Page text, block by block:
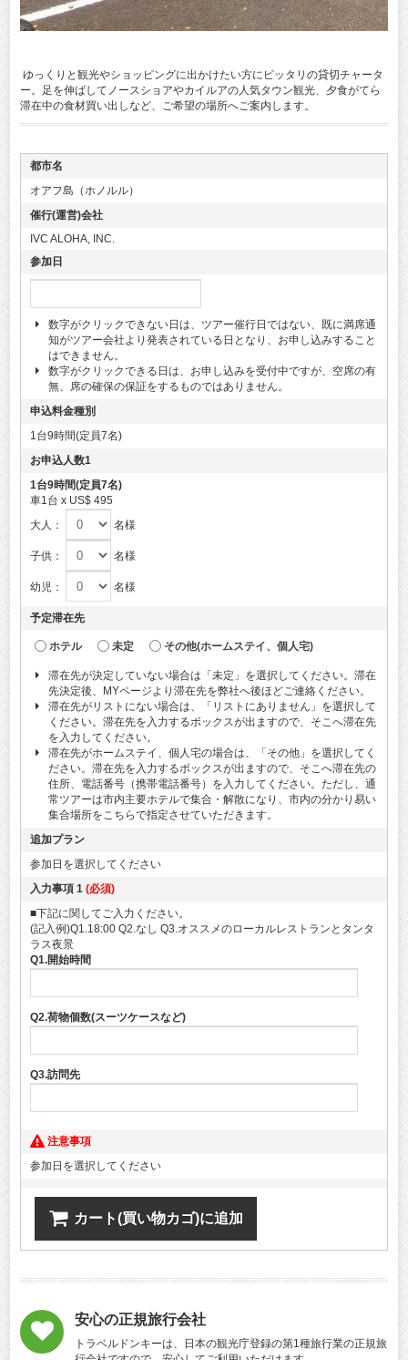
ゆっくりと観光やショッピングに出かけたい方にピッタリの貸切チャータ
ー。足を伸ばしてノースショアやカイルアの人気タウン観光、夕食がてら
滞在中の食材買い出しなど、ご希望の場所へご案内します。
都市名
オアフ島（ホノルル）
催行(運営)会社
IVC ALOHA, INC.
参加日
数字がクリックできない日は、ツアー催行日ではない、既に満席通
知がツアー会社より発表されている日となり、お申し込みすること
はできません。
数字がクリックできる日は、お申し込みを受付中ですが、空席の有
無、席の確保の保証をするものではありません。
申込料金種別
1台9時間(定員7名)
お申込人数1
1台9時間(定員7名)
車1台 x US$ 495
大人：
名様
子供： 名様
幼児： 名様
予定滞在先
ホテル 未定 その他(ホームステイ、個人宅)
滞在先が決定していない場合は「未定」を選択してください。滞在
先決定後、MYページより滞在先を弊社へ後ほどご連絡ください。
滞在先がリストにない場合は、「リストにありません」を選択して
ください。滞在先を入力するボックスが出ますので、そこへ滞在先
を入力してください。
滞在先がホームステイ、個人宅の場合は、「その他」を選択してく
ださい。滞在先を入力するボックスが出ますので、そこへ滞在先の
住所、電話番号（携帯電話番号）を入力してください。ただし、通
常ツアーは市内主要ホテルで集合・解散になり、市内の分かり易い
集合場所をこちらで指定させていただきます。
追加プラン
参加日を選択してください
入力事項 1 (必須)
■下記に関してご入力ください。
(記入例)Q1.18:00 Q2.なし Q3.オススメのローカルレストランとタンタ
ラス夜景
Q1.開始時間
Q2.荷物個数(スーツケースなど)
Q3.訪問先
注意事項
参加日を選択してください
カート(買い物カゴ)に追加
安心の正規旅行会社
トラベルドンキーは、日本の観光庁登録の第1種旅行業の正規旅